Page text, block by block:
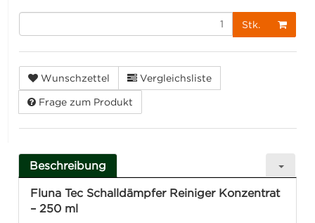
Stk.
Wunschzettel Vergleichsliste
Frage zum Produkt
Beschreibung
Fluna Tec Schalldämpfer Reiniger Konzentrat
– 250 ml